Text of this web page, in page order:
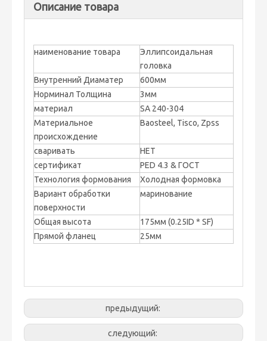
Описание товара
наименование товара
Эллипсоидальная
головка
Внутренний Диаматер
600мм
Норминал Толщина
3мм
материал
SA 240-304
Материальное
происхождение
Baosteel, Tisco, Zpss
сваривать
НЕТ
сертификат
PED 4.3 & ГОСТ
Технология формования
Холодная формовка
Вариант обработки
поверхности
маринование
Общая высота
175мм (0.25ID * SF)
Прямой фланец
25мм
предыдущий:
следующий: